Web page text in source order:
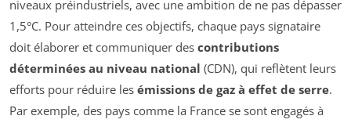
niveaux préindustriels, avec une ambition de ne pas dépasser
1,5°C. Pour atteindre ces objectifs, chaque pays signataire
doit élaborer et communiquer des contributions
déterminées au niveau national (CDN), qui reflètent leurs
efforts pour réduire les émissions de gaz à effet de serre.
Par exemple, des pays comme la France se sont engagés à